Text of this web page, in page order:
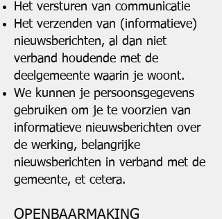
Het versturen van communicatie
Het verzenden van (informatieve)
nieuwsberichten, al dan niet
verband houdende met de
deelgemeente waarin je woont.
We kunnen je persoonsgegevens
gebruiken om je te voorzien van
informatieve nieuwsberichten over
de werking, belangrijke
nieuwsberichten in verband met de
gemeente, et cetera.
OPENBAARMAKING